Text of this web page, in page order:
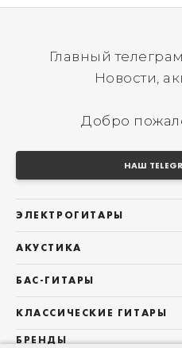
Главный
Новости,
Добро
НАШ
ЭЛЕКТРОГИТАРЫ
Telecaster
Les Paul
Superstrat
АКУСТИКА
Фолки (ОМ, 000, 00)
Гранд Аудиториум
БАС-ГИТАРЫ
Precision Bass
КЛАССИЧЕСКИЕ ГИТАРЫ
Все классические гитары
БРЕНДЫ